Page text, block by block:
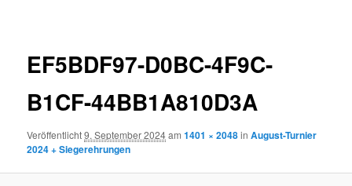
EF5BDF97-D0BC-4F9C-
B1CF-44BB1A810D3A
Veröffentlicht9. September 2024am1401 × 2048inAugust-Turnier
2024 + Siegerehrungen